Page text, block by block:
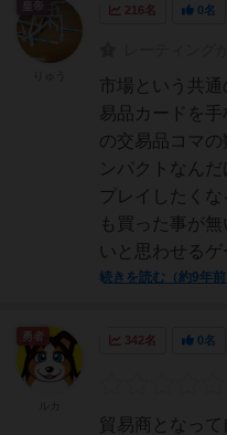
216名 0名
市場という共
易品カードを
の交易品コマ
ンパクトなん
プレイしたく
も買った事が
いと思わせるゲ
続きを読む（約9年前
342名 0名
貿易商となっ